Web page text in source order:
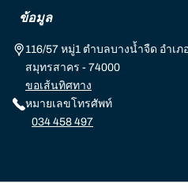
ข้อมูล
116/57 หมู่1 ตำบลบางน้ำจืด อำเ
สมุทรสาคร - 74000
ขอเส้นทิศทาง
หมายเลขโทรศัพท์
034 458 497